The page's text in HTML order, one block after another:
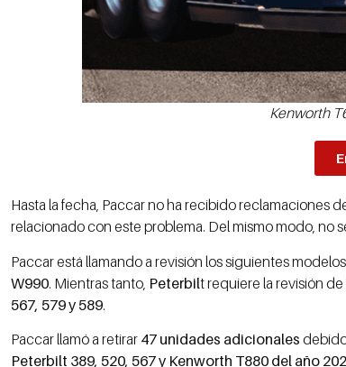
Kenworth
Hasta la fecha, Paccar no ha recibido reclamaciones
relacionado con este problema. Del mismo modo, no
Paccar está llamando a revisión los siguientes
W990. Mientras tanto, Peterbilt requiere la revisión
567, 579 y 589.
Paccar llamó a retirar 47 unidades adicionales
Peterbilt 389, 520, 567 y Kenworth T880 del año